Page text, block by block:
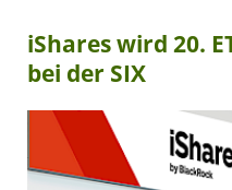
iShares wird 20.
bei der SIX